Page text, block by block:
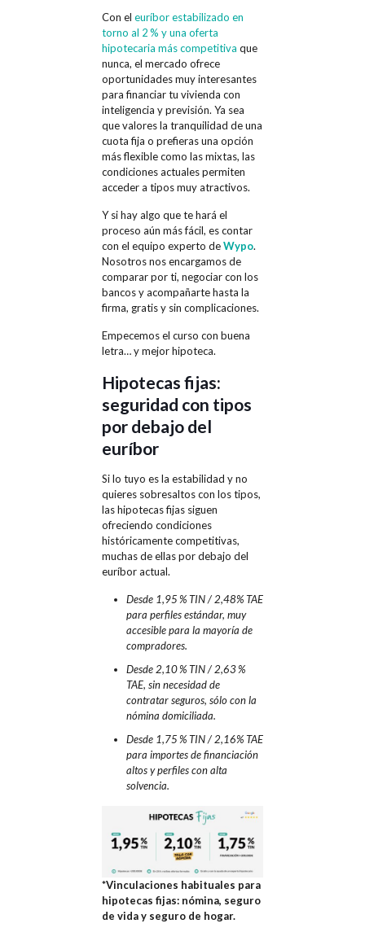
Con el euríbor estabilizado en
torno al 2 % y una oferta
hipotecaria más competitiva que
nunca, el mercado ofrece
oportunidades muy interesantes
para financiar tu vivienda con
inteligencia y previsión. Ya sea
que valores la tranquilidad de una
cuota fija o prefieras una opción
más flexible como las mixtas, las
condiciones actuales permiten
acceder a tipos muy atractivos.
Y si hay algo que te hará el
proceso aún más fácil, es contar
con el equipo experto deWypo.
Nosotros nos encargamos de
comparar por ti, negociar con los
bancos y acompañarte hasta la
firma, gratis y sin complicaciones.
Empecemos el curso con buena
letra… y mejor hipoteca.
Hipotecas fijas:
seguridad con tipos
por debajo del
euríbor
Si lo tuyo es la estabilidad y no
quieres sobresaltos con los tipos,
las hipotecas fijas siguen
ofreciendo condiciones
históricamente competitivas,
muchas de ellas por debajo del
euríbor actual.
Desde 1,95 % TIN / 2,48% TAE
para perfiles estándar, muy
accesible para la mayoría de
compradores.
Desde 2,10 % TIN / 2,63 %
TAE, sin necesidad de
contratar seguros, sólo con la
nómina domiciliada.
Desde 1,75 % TIN / 2,16% TAE
para importes de financiación
altos y perfiles con alta
solvencia.
*Vinculaciones habituales para
hipotecas fijas: nómina, seguro
de vida y seguro de hogar.